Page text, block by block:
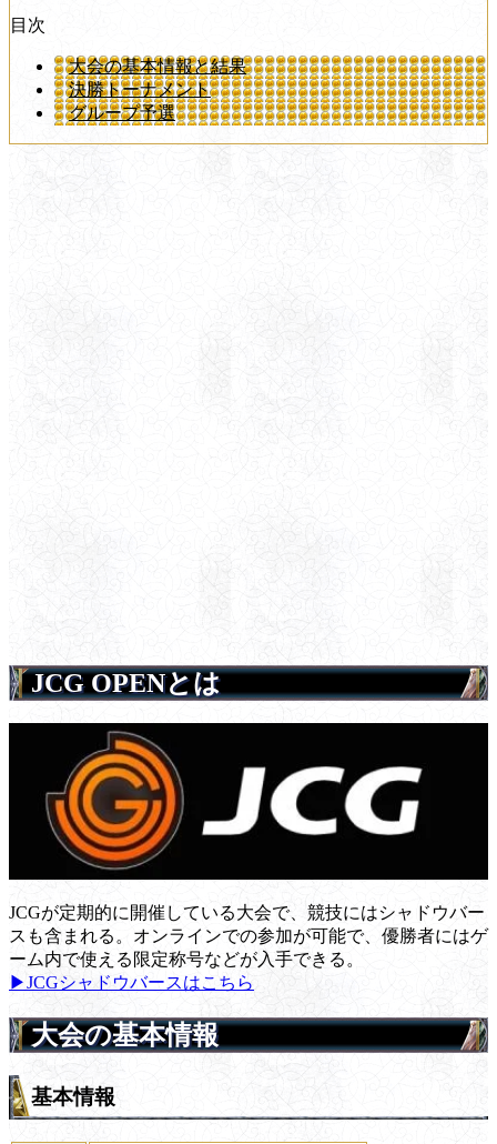
目次
大会の基本情報と結果
決勝トーナメント
グループ予選
JCG OPENとは
JCGが定期的に開催している大会で、競技にはシャドウバー
スも含まれる。オンラインでの参加が可能で、優勝者にはゲ
ーム内で使える限定称号などが入手できる。
▶JCGシャドウバースはこちら
大会の基本情報
基本情報